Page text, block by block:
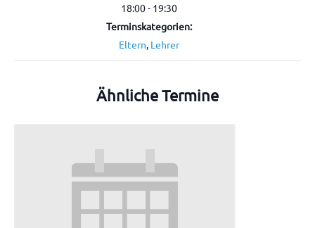
18:00 - 19:30
Terminskategorien:
Eltern, Lehrer
Ähnliche Termine